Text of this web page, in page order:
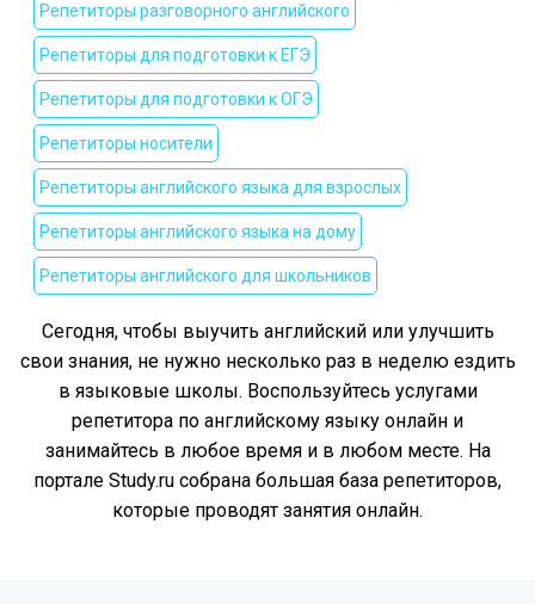
Репетиторы разговорного английского
Репетиторы для подготовки к ЕГЭ
Репетиторы для подготовки к ОГЭ
Репетиторы носители
Репетиторы английского языка для взрослых
Репетиторы английского языка на дому
Репетиторы английского для школьников
Сегодня, чтобы выучить английский или улучшить
свои знания, не нужно несколько раз в неделю ездить
в языковые школы. Воспользуйтесь услугами
репетитора по английскому языку онлайн и
занимайтесь в любое время и в любом месте. На
портале Study.ru собрана большая база репетиторов,
которые проводят занятия онлайн.